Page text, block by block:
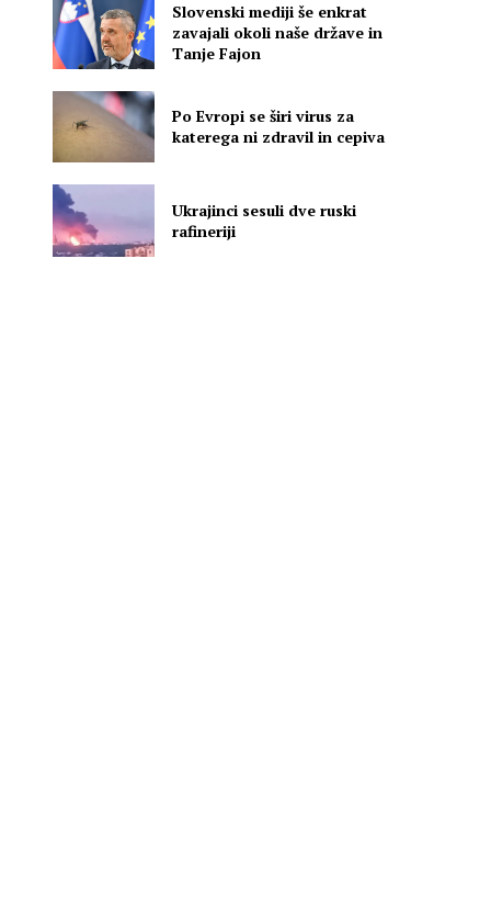
Slovenski mediji še enkrat
zavajali okoli naše države in
Tanje Fajon
Po Evropi se širi virus za
katerega ni zdravil in cepiva
Ukrajinci sesuli dve ruski
rafineriji